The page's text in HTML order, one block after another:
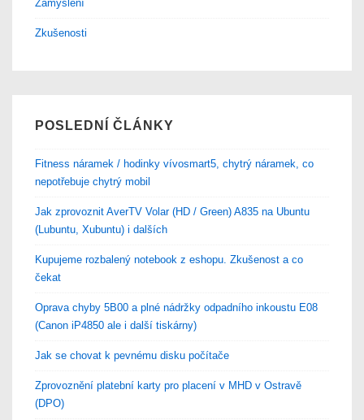
Zamyšlení
Zkušenosti
POSLEDNÍ ČLÁNKY
Fitness náramek / hodinky vívosmart5, chytrý náramek, co
nepotřebuje chytrý mobil
Jak zprovoznit AverTV Volar (HD / Green) A835 na Ubuntu
(Lubuntu, Xubuntu) i dalších
Kupujeme rozbalený notebook z eshopu. Zkušenost a co
čekat
Oprava chyby 5B00 a plné nádržky odpadního inkoustu E08
(Canon iP4850 ale i další tiskárny)
Jak se chovat k pevnému disku počítače
Zprovoznění platební karty pro placení v MHD v Ostravě
(DPO)